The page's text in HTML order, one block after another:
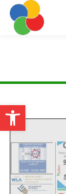
Open toolbar